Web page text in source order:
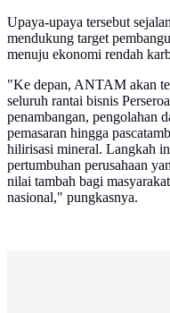
Upaya-upaya tersebut
mendukung target
menuju ekonomi rendah
"Ke depan, ANTAM akan
seluruh rantai bisnis
penambangan, pengolahan
pemasaran hingga
hilirisasi mineral. Langkah
pertumbuhan perusahaan
nilai tambah bagi
nasional," pungkasnya.